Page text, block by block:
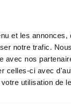
et les annonces,
notre trafic.
avec nos
celles-ci avec
utilisation de
- DÉLAI